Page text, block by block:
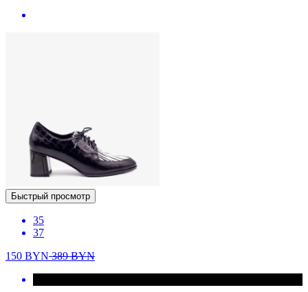
Быстрый просмотр
35
37
150 BYN389BYN